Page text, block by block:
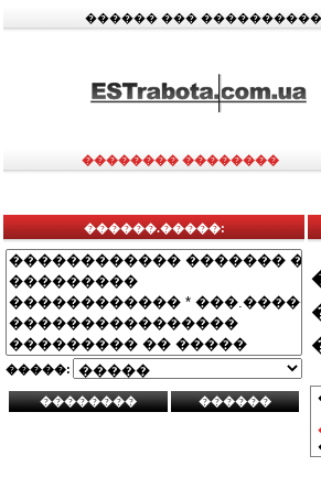
������ ���
�������� ��������
������.�����:
�����: